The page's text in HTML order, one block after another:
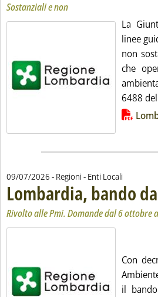
Sostanziali e non
La
linee
non
che
6488
Lista allegati PDF alla
09/07/2026 - Regioni - Enti Locali
Lombardia, bando
Rivolto alle Pmi. Domande dal 6 ottobre
Con
il